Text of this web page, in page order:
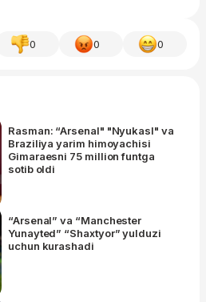
0 0 0
Rasman: “Arsenal" "Nyukasl" va
Braziliya yarim himoyachisi
Gimaraesni 75 million funtga
sotib oldi
“Arsenal” va “Manchester
Yunayted” “Shaxtyor” yulduzi
uchun kurashadi